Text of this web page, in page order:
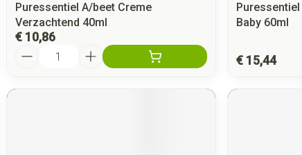
Puressentiel A/beet Creme
Verzachtend 40ml
€ 10,86
Baby 60ml
€ 15,44